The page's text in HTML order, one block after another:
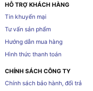
HỖ TRỢ KHÁCH HÀNG
Tin khuyến mại
Tư vấn sản phẩm
Hướng dẫn mua hàng
Hình thức thanh toán
CHÍNH SÁCH CÔNG TY
Chính sách bảo hành, đổi trả